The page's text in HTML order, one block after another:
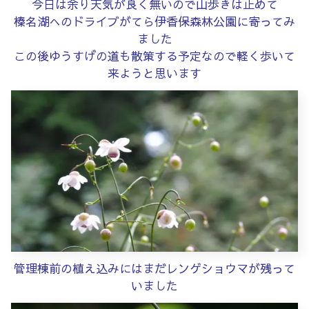
今日は余り天気が良く無いので山歩きは止めて
榛名湖へのドライブがてら伊香保森林公園に寄ってみ
ました
この後ゆうすげの道も散策する予定なので軽く歩いて
来ようと思います
管理棟前の植え込みにはまだレンゲショウマが残って
いました